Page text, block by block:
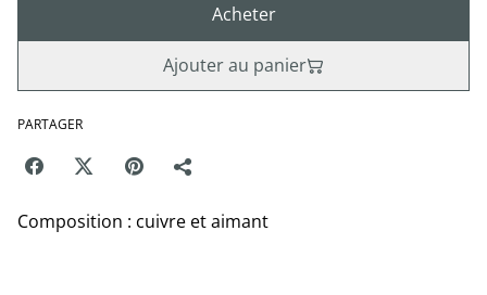
Acheter
Ajouter au panier
PARTAGER
Composition : cuivre et aimant